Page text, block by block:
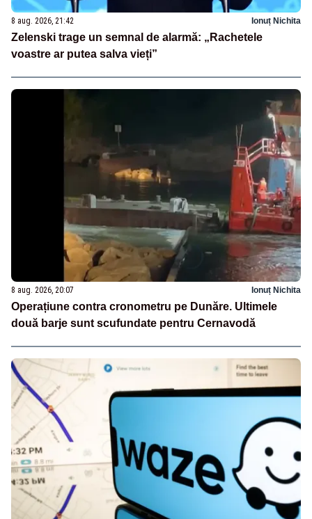
8 aug. 2026, 21:42 Ionuț Nichita
Zelenski trage un semnal de alarmă: „Rachetele
voastre ar putea salva vieți”
8 aug. 2026, 20:07 Ionuț Nichita
Operațiune contra cronometru pe Dunăre. Ultimele
două barje sunt scufundate pentru Cernavodă